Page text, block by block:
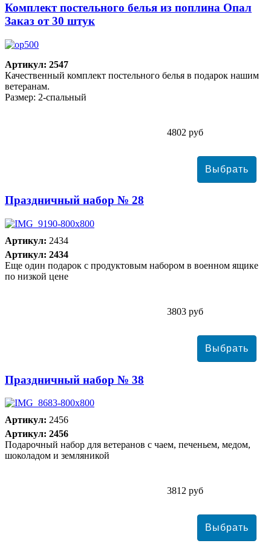
Комплект постельного белья из поплина Опал
Заказ от 30 штук
Артикул: 2547
Качественный комплект постельного белья в подарок нашим
ветеранам.
Размер: 2-спальный
4802 руб
Праздничный набор № 28
Артикул: 2434
Артикул: 2434
Еще один подарок с продуктовым набором в военном ящике
по низкой цене
3803 руб
Праздничный набор № 38
Артикул: 2456
Артикул: 2456
Подарочный набор для ветеранов с чаем, печеньем, медом,
шоколадом и земляникой
3812 руб